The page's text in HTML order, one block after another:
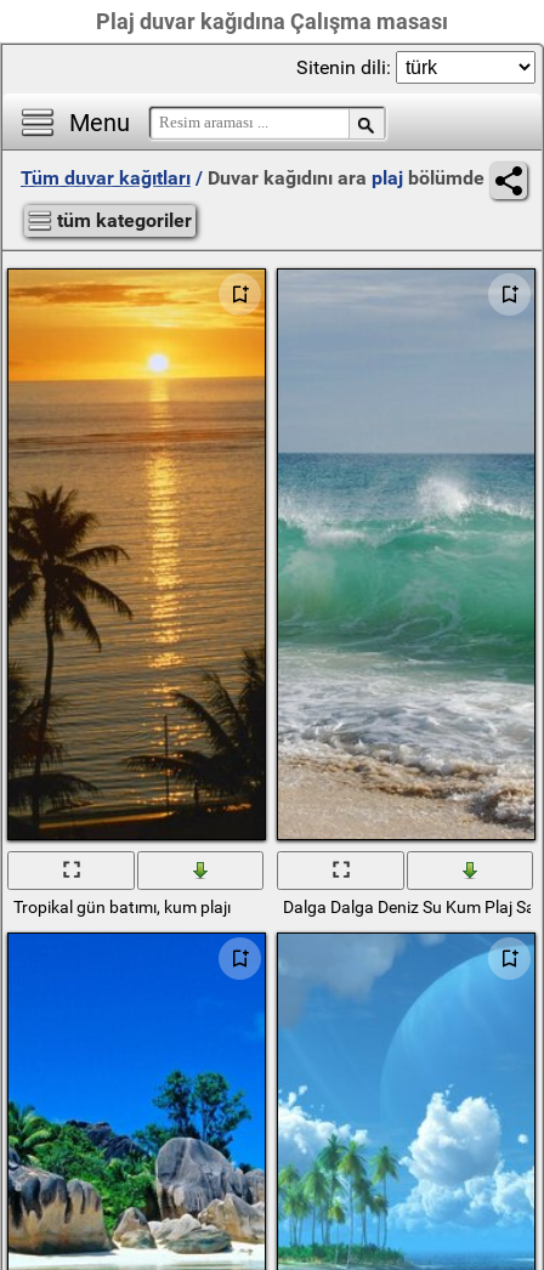
Plaj duvar kağıdına Çalışma masası
Menu
Sitenin dili:
Tüm duvar kağıtları / Duvar kağıdını ara plaj bölümde
tüm kategoriler
Tropikal gün batımı, kum plajı Dalga Dalga Deniz Su Kum Plaj